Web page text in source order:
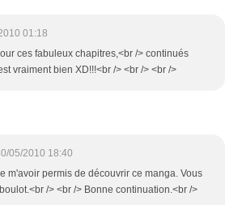
01:18
ces fabuleux chapitres,<br /> continués
vraiment bien XD!!!<br /> <br /> <br />
05/2010 18:40
m'avoir permis de découvrir ce manga. Vous
/> <br /> Bonne continuation.<br />